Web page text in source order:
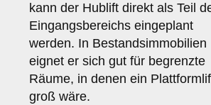
kann der Hublift direkt als Teil
Eingangsbereichs eingeplant
werden. In Bestandsimmobilien
eignet er sich gut für begrenzte
Räume, in denen ein
groß wäre.